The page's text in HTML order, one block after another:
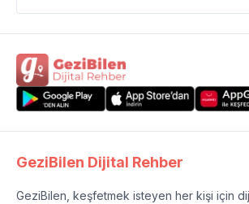
GeziBilen Dijital Rehber
GeziBilen, keşfetmek isteyen her kişi için